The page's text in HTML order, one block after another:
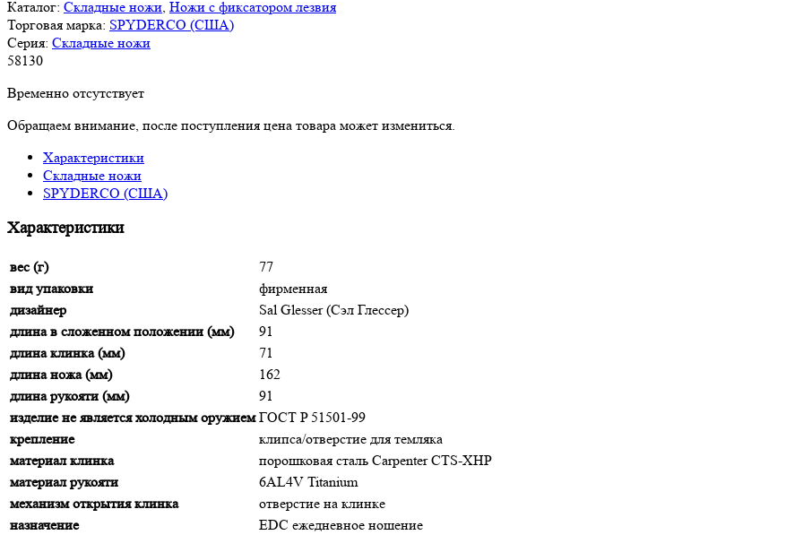
Каталог: Складные ножи Ножи с фиксатором лезвия
Торговая марка: SPYDERCO (США)
Серия: Складные ножи
58130
Временно отсутствует
Обращаем внимание, после поступления цена товара может измениться.
Характеристики
Складные ножи
SPYDERCO (США)
Характеристики
вес (г)
77
вид упаковки
фирменная
дизайнер
Sal Glesser (Сэл Глессер)
длина в сложенном положении (мм)
91
длина клинка (мм)
71
длина ножа (мм)
162
длина рукояти (мм)
91
изделие не является холодным оружием ГОСТ P 51501-99
крепление
клипса/отверстие для темляка
материал клинка
порошковая сталь Carpenter CTS-XHP
материал рукояти
6AL4V Titanium
механизм открытия клинка
отверстие на клинке
назначение
EDC ежедневное ношение